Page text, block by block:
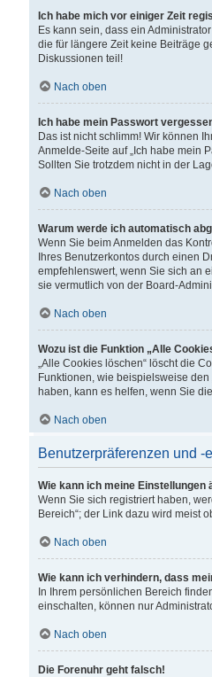
Ich habe mich vor einiger Zeit
Es kann sein, dass ein
die für längere Zeit keine Beiträge
Diskussionen teil!
Nach oben
Ich habe mein Passwort
Das ist nicht schlimm! Wir können
Anmelde-Seite auf „Ich habe mein
Sollten Sie trotzdem nicht in der
Nach oben
Warum werde ich automatisch
Wenn Sie beim Anmelden das
Ihres Benutzerkontos durch einen
empfehlenswert, wenn Sie sich an
sie vermutlich von der Board-
Nach oben
Wozu ist die Funktion „Alle
„Alle Cookies löschen“ löscht die
Funktionen, wie beispielsweise
haben, kann es helfen, wenn Sie
Nach oben
Benutzerpräferenzen und -
Wie kann ich meine Einstellungen
Wenn Sie sich registriert haben,
Bereich“; der Link dazu wird meist
Nach oben
Wie kann ich verhindern, dass
In Ihrem persönlichen Bereich
einschalten, können nur
Nach oben
Die Forenuhr geht falsch!